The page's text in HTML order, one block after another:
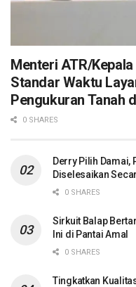
Menteri ATR/
Standar Waktu
Pengukuran Tanah
0 SHARES
Derry Pilih Damai,
Diselesaikan
0 SHARES
Sirkuit Balap
Ini di Pantai Amal
0 SHARES
Tingkatkan